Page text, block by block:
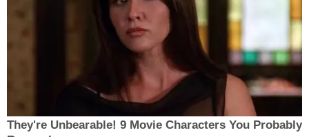
They're Unbearable! 9 Movie Characters You Probably